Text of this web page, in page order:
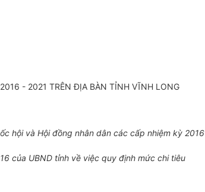
- 2021 TRÊN ĐỊA BÀN TỈNH VĨNH LONG
hội và Hội đồng nhân dân các cấp nhiệm kỳ 2016
của UBND tỉnh về việc quy định mức chi tiêu